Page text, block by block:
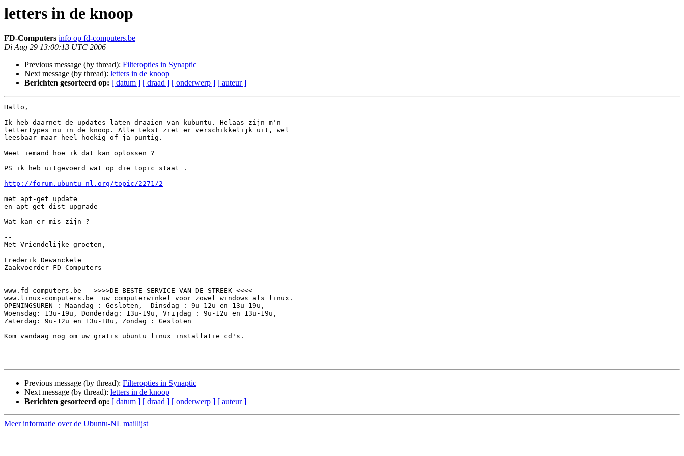
letters in de knoop
FD-Computers info op fd-computers.be
Di Aug 29 13:00:13 UTC 2006
Previous message (by thread): Filteropties in Synaptic
Next message (by thread): letters in de knoop
Berichten gesorteerd op: [ datum ] [ draad ] [ onderwerp ] [ auteur ]
Hallo,
Ik heb daarnet de updates laten draaien van kubuntu. Helaas zijn m'n
lettertypes nu in de knoop. Alle tekst ziet er verschikkelijk uit, wel
leesbaar maar heel hoekig of ja puntig.
Weet iemand hoe ik dat kan oplossen ?
PS ik heb uitgevoerd wat op die topic staat .
http://forum.ubuntu-nl.org/topic/2271/2
met apt-get update
en apt-get dist-upgrade
Wat kan er mis zijn ?
--
Met Vriendelijke groeten,
Frederik Dewanckele
Zaakvoerder FD-Computers
www.fd-computers.be   >>>>DE BESTE SERVICE VAN DE STREEK <<<<
www.linux-computers.be  uw computerwinkel voor zowel windows als linux.
OPENINGSUREN : Maandag : Gesloten,  Dinsdag : 9u-12u en 13u-19u,
Woensdag: 13u-19u, Donderdag: 13u-19u, Vrijdag : 9u-12u en 13u-19u,
Zaterdag: 9u-12u en 13u-18u, Zondag : Gesloten
Kom vandaag nog om uw gratis ubuntu linux installatie cd's.
Previous message (by thread): Filteropties in Synaptic
Next message (by thread): letters in de knoop
Berichten gesorteerd op: [ datum ] [ draad ] [ onderwerp ] [ auteur ]
Meer informatie over de Ubuntu-NL maillijst